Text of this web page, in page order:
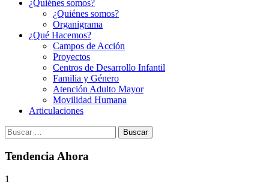
¿Quiénes somos?
¿Quiénes somos?
Organigrama
¿Qué Hacemos?
Campos de Acción
Proyectos
Centros de Desarrollo Infantil
Familia y Género
Atención Adulto Mayor
Movilidad Humana
Articulaciones
Buscar:
Tendencia Ahora
1